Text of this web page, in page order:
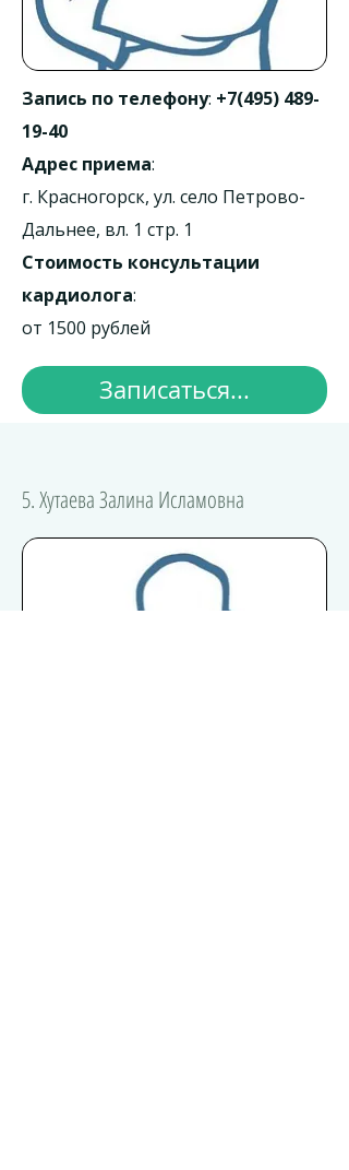
Запись по телефону: +7(495) 489-
19-40
Адрес приема:
г. Красногорск, ул. село Петрово-
Дальнее, вл. 1 стр. 1
Стоимость консультации
кардиолога:
от 1500 рублей
Записаться...
5. Хутаева Залина Исламовна